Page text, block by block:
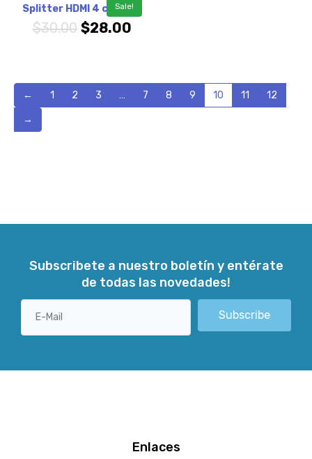
Sale!
Splitter HDMI 4 canales
$30.00 $28.00
← 1 2 3 … 7 8 9 10 11 12
→
Subscribete a nuestro boletín y entérate
de todas las novedades!
Subscribe
Enlaces